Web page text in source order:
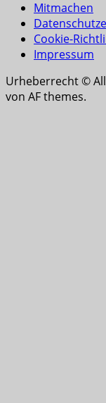
Mitmachen
Cookie-
Impressum
Urheberrecht ©
von AF themes.